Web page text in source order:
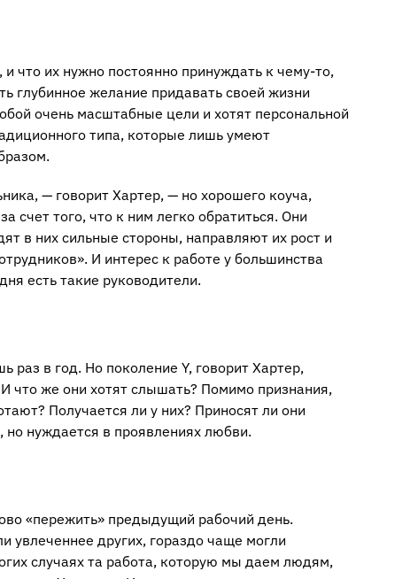
что их нужно постоянно принуждать к чему-то,
глубинное желание придавать своей жизни
очень масштабные цели и хотят персональной
типа, которые лишь умеют
— говорит Хартер, — но хорошего коуча,
счет того, что к ним легко обратиться. Они
в них сильные стороны, направляют их рост и
И интерес к работе у большинства
есть такие руководители.
раз в год. Но поколение Y, говорит Хартер,
что же они хотят слышать? Помимо признания,
Получается ли у них? Приносят ли они
но нуждается в проявлениях любви.
«пережить» предыдущий рабочий день.
увлеченнее других, гораздо чаще могли
случаях та работа, которую мы даем людям,